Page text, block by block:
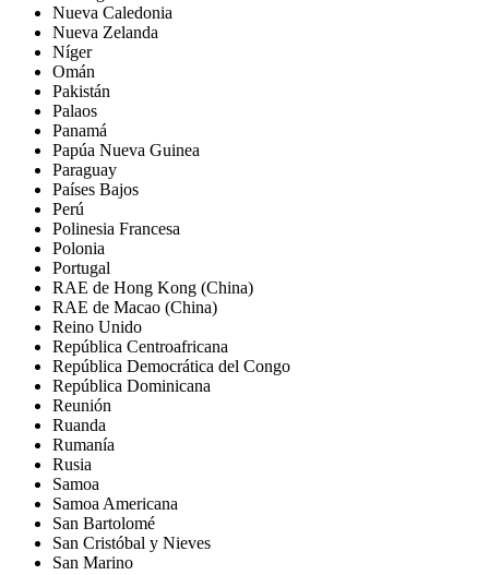
Nueva Caledonia
Nueva Zelanda
Níger
Omán
Pakistán
Palaos
Panamá
Papúa Nueva Guinea
Paraguay
Países Bajos
Perú
Polinesia Francesa
Polonia
Portugal
RAE de Hong Kong (China)
RAE de Macao (China)
Reino Unido
República Centroafricana
República Democrática del Congo
República Dominicana
Reunión
Ruanda
Rumanía
Rusia
Samoa
Samoa Americana
San Bartolomé
San Cristóbal y Nieves
San Marino